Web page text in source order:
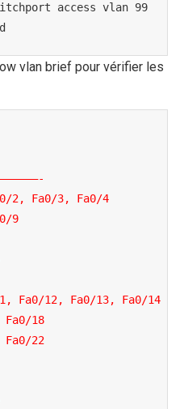
access vlan 99
vlan brief pour vérifier les
2, Fa0/3, Fa0/4
9
Fa0/12, Fa0/13, Fa0/14
18
22